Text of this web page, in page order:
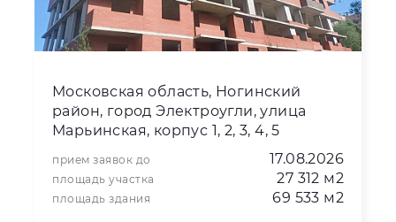
Московская область, Ногинский
район, город Электроугли, улица
Марьинская, корпус 1, 2, 3, 4, 5
прием заявок до 17.08.2026
площадь участка 27 312 м2
площадь здания 69 533 м2